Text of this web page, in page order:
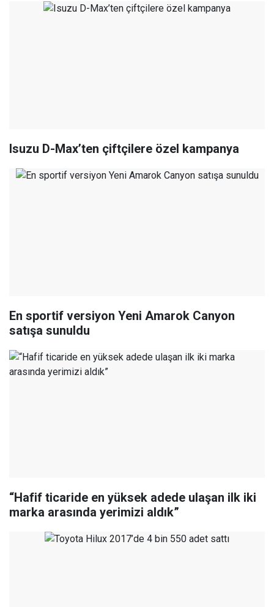
Isuzu D-Max’ten çiftçilere özel kampanya
En sportif versiyon Yeni Amarok Canyon
satışa sunuldu
“Hafif ticaride en yüksek adede ulaşan ilk iki
marka arasında yerimizi aldık”